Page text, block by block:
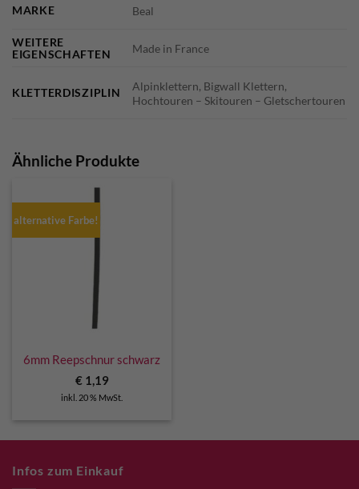
MARKE Beal
WEITERE
EIGENSCHAFTEN
Made in France
KLETTERDISZIPLIN
Alpinklettern, Bigwall Klettern,
Hochtouren – Skitouren – Gletschertouren
Ähnliche Produkte
alternative Farbe!
6mm Reepschnur schwarz
€1,19
inkl. 20 % MwSt.
Infos zum Einkauf